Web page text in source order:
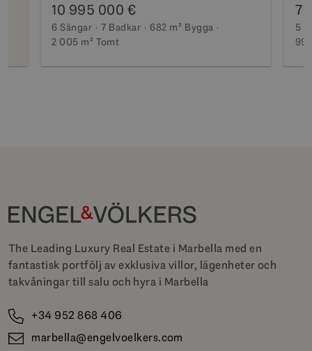
10 995 000 €
6 Sängar 7 Badkar 682 m² Bygga
2 005 m² Tomt
7
5
The Leading Luxury Real Estate i Marbella med en
fantastisk portfölj av exklusiva villor, lägenheter och
takvåningar till salu och hyra i Marbella
+34 952 868 406
marbella@engelvoelkers.com